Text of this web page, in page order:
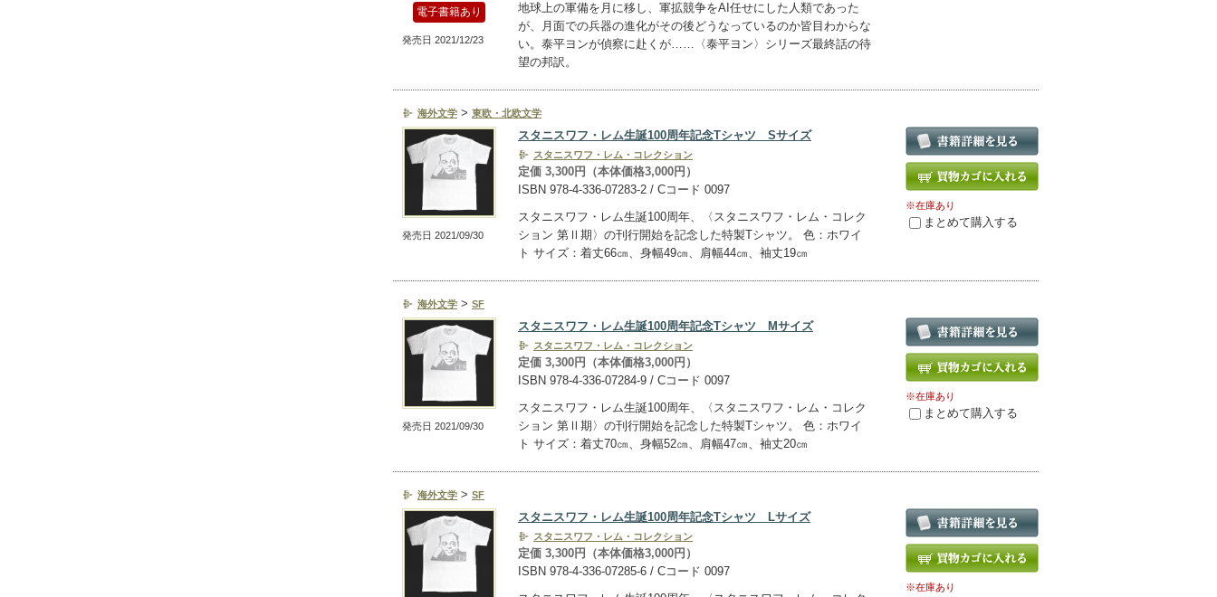
電子書籍あり
発売日 2021/12/23
地球上の軍備を月に移し、軍拡競争をAI任せにした人類であった
が、月面での兵器の進化がその後どうなっているのか皆目わからな
い。泰平ヨンが偵察に赴くが……〈泰平ヨン〉シリーズ最終話の待
望の邦訳。
海外文学 > 東欧・北欧文学
発売日 2021/09/30
スタニスワフ・レム生誕100周年記念Tシャツ Sサイズ
スタニスワフ・レム・コレクション
定価 3,300円（本体価格3,000円）
ISBN 978-4-336-07283-2 / Cコード 0097
スタニスワフ・レム生誕100周年、〈スタニスワフ・レム・コレク
ション 第Ⅱ期〉の刊行開始を記念した特製Tシャツ。 色：ホワイ
ト サイズ：着丈66㎝、身幅49㎝、肩幅44㎝、袖丈19㎝
※在庫あり
まとめて購入する
海外文学 > SF
発売日 2021/09/30
スタニスワフ・レム生誕100周年記念Tシャツ Mサイズ
スタニスワフ・レム・コレクション
定価 3,300円（本体価格3,000円）
ISBN 978-4-336-07284-9 / Cコード 0097
スタニスワフ・レム生誕100周年、〈スタニスワフ・レム・コレク
ション 第Ⅱ期〉の刊行開始を記念した特製Tシャツ。 色：ホワイ
ト サイズ：着丈70㎝、身幅52㎝、肩幅47㎝、袖丈20㎝
※在庫あり
まとめて購入する
海外文学 > SF
スタニスワフ・レム生誕100周年記念Tシャツ Lサイズ
スタニスワフ・レム・コレクション
定価 3,300円（本体価格3,000円）
ISBN 978-4-336-07285-6 / Cコード 0097
※在庫あり